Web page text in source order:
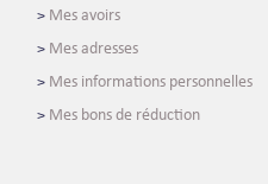
Mes avoirs
Mes adresses
Mes informations personnelles
Mes bons de réduction